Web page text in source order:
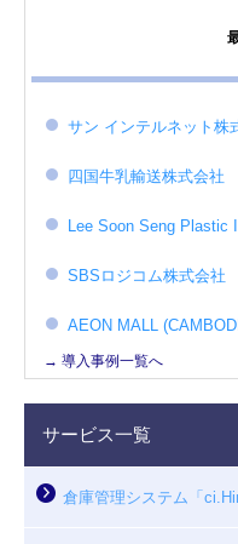
サン インテルネット株
四国牛乳輸送株式会社
Lee Soon Seng Plastic
SBSロジコム株式会社
AEON MALL
→ 導入事例一覧へ
サービス一覧
倉庫管理システム「